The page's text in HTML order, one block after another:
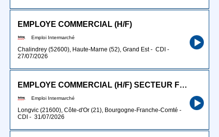
EMPLOYE COMMERCIAL (H/F)
Emploi Intermarché
Chalindrey (52600), Haute-Marne (52), Grand Est- CDI -
27/07/2026
EMPLOYE COMMERCIAL (H/F) SECTEUR FRAIS 36H45 CDI
Emploi Intermarché
Longvic (21600), Côte-d'Or (21), Bourgogne-Franche-Comté -
CDI - 31/07/2026